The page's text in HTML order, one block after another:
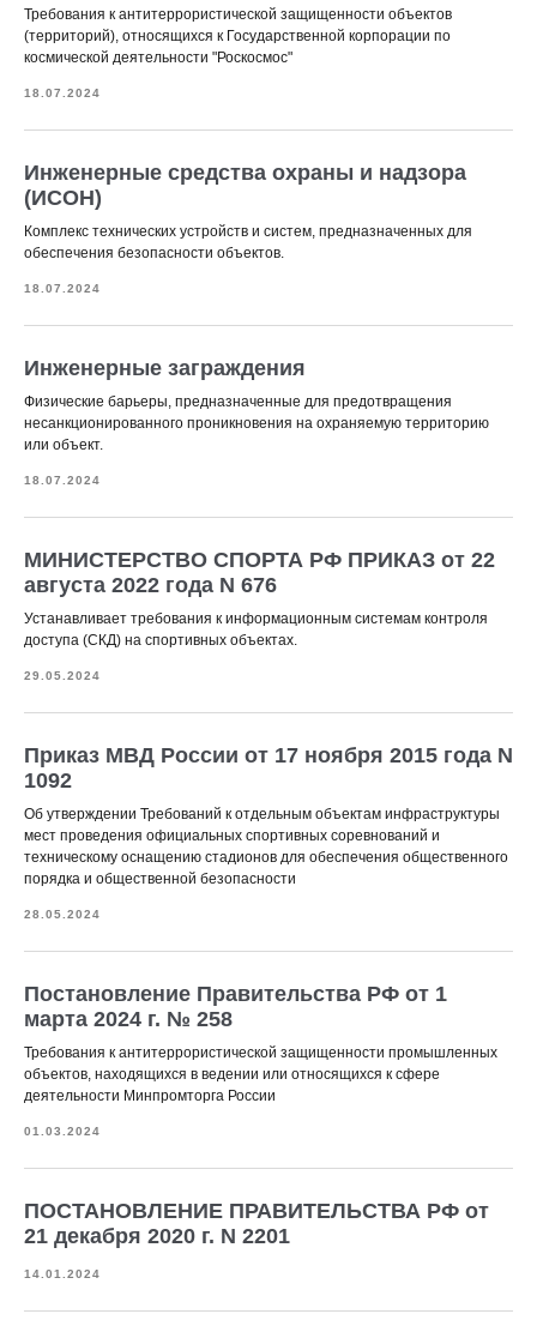
Требования к антитеррористической защищенности объектов
(территорий), относящихся к Государственной корпорации по
космической деятельности "Роскосмос"
18.07.2024
Инженерные средства охраны и надзора
(ИСОН)
Комплекс технических устройств и систем, предназначенных для
обеспечения безопасности объектов.
18.07.2024
Инженерные заграждения
Физические барьеры, предназначенные для предотвращения
несанкционированного проникновения на охраняемую территорию
или объект.
18.07.2024
МИНИСТЕРСТВО СПОРТА РФ ПРИКАЗ от 22
августа 2022 года N 676
Устанавливает требования к информационным системам контроля
доступа (СКД) на спортивных объектах.
29.05.2024
Приказ МВД России от 17 ноября 2015 года N
1092
Об утверждении Требований к отдельным объектам инфраструктуры
мест проведения официальных спортивных соревнований и
техническому оснащению стадионов для обеспечения общественного
порядка и общественной безопасности
28.05.2024
Постановление Правительства РФ от 1
марта 2024 г. № 258
Требования к антитеррористической защищенности промышленных
объектов, находящихся в ведении или относящихся к сфере
деятельности Минпромторга России
01.03.2024
ПОСТАНОВЛЕНИЕ ПРАВИТЕЛЬСТВА РФ от
21 декабря 2020 г. N 2201
14.01.2024